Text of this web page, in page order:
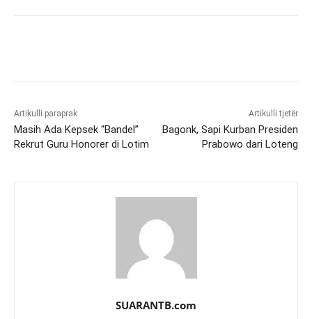
Artikulli paraprak
Masih Ada Kepsek “Bandel”
Rekrut Guru Honorer di Lotim
Artikulli tjetër
Bagonk, Sapi Kurban Presiden
Prabowo dari Loteng
SUARANTB.com